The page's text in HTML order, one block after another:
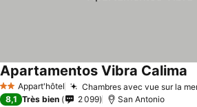
2 ÉtoilesAppart'hôtel Chambres avec vue sur la
Apartamentos Vibra Calima
8,1 Très bien 2 099 San Antonio